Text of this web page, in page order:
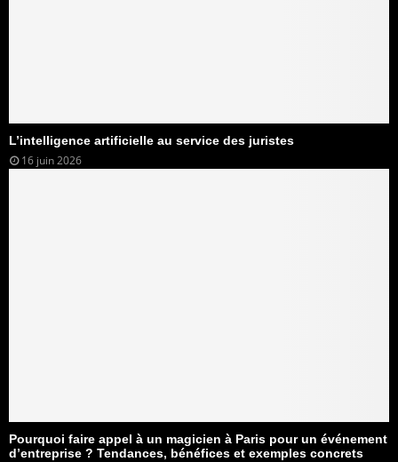
L’intelligence artificielle au service des juristes
16 juin 2026
Pourquoi faire appel à un magicien à Paris pour un événement
d’entreprise ? Tendances, bénéfices et exemples concrets